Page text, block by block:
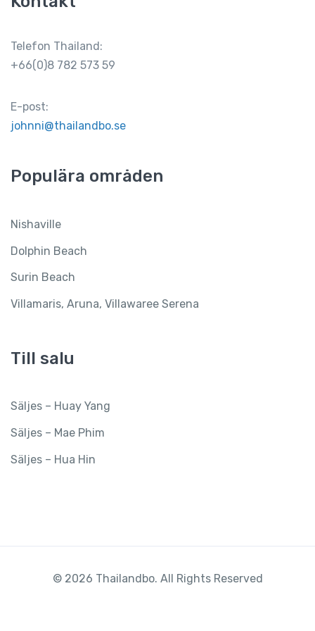
Telefon Thailand:
+66(0)8 782 573 59
E-post:
johnni@thailandbo.se
Populära områden
Nishaville
Dolphin Beach
Surin Beach
Villamaris, Aruna, Villawaree Serena
Till salu
Säljes – Huay Yang
Säljes – Mae Phim
Säljes – Hua Hin
© 2026 Thailandbo. All Rights Reserved